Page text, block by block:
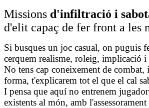
Missions d'infiltració i
d'elit capaç de fer front a les
Si busques un joc casual, on puguis
cerquem realisme, roleig, implicació
No tens cap coneixement de combat,
forma, t'explicarem tot el que el cal
I pensa que aquí no entrenem
existents al món, amb